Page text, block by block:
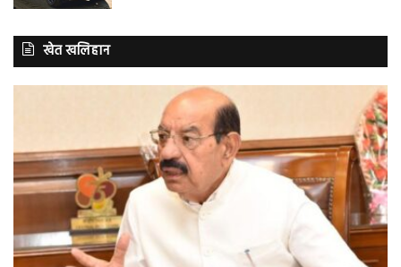
खेत खलिहान